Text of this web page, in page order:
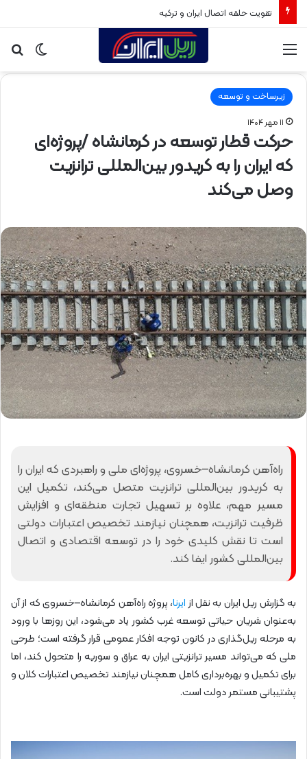
تقویت حلقه اتصال ایران و ترکیه
تغییر
پوسته
زیرساخت و توسعه
۱۱ مهر ۱۴۰۴
حرکت قطار توسعه در کرمانشاه /پروژه‌ای
که ایران را به کریدور بین‌المللی ترانزیت
وصل می‌کند
راه‌آهن کرمانشاه–خسروی، پروژه‌ای ملی و راهبردی که ایران را
به کریدور بین‌المللی ترانزیت متصل می‌کند، تکمیل این
مسیر مهم، علاوه بر تسهیل تجارت منطقه‌ای و افزایش
ظرفیت ترانزیت، همچنان نیازمند تخصیص اعتبارات دولتی
است تا نقش کلیدی خود را در توسعه اقتصادی و اتصال
بین‌المللی کشور ایفا کند.
به گزارش ریل ایران به نقل ازایرنا، پروژه راه‌آهن کرمانشاه–خسروی که از آن
به‌عنوان شریان حیاتی توسعه غرب کشور یاد می‌شود، این روزها با ورود
به مرحله ریل‌گذاری در کانون توجه افکار عمومی قرار گرفته است؛ طرحی
ملی که می‌تواند مسیر ترانزیتی ایران به عراق و سوریه را متحول کند، اما
برای تکمیل و بهره‌برداری کامل همچنان نیازمند تخصیص اعتبارات کلان و
پشتیبانی مستمر دولت است.